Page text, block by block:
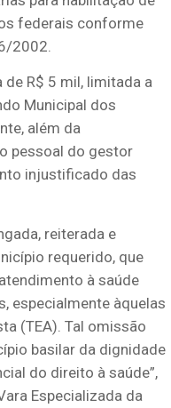
federais conforme
2002.
R$ 5 mil, limitada a
Municipal dos
além da
pessoal do gestor
injustificado das
reiterada e
requerido, que
à saúde
especialmente àquelas
(TEA). Tal omissão
basilar da dignidade
do direito à saúde”,
Especializada da